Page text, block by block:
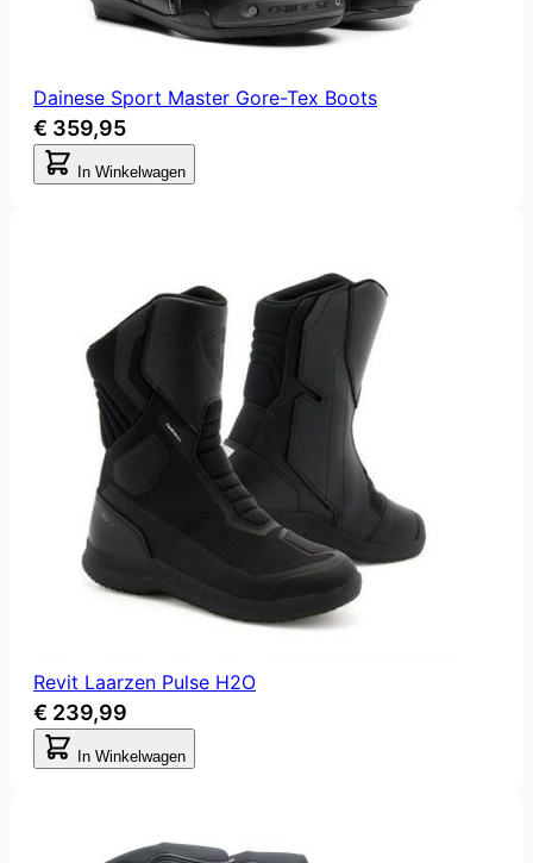
Dainese Sport Master Gore-Tex Boots
€ 359,95
In Winkelwagen
Revit Laarzen Pulse H2O
€ 239,99
In Winkelwagen